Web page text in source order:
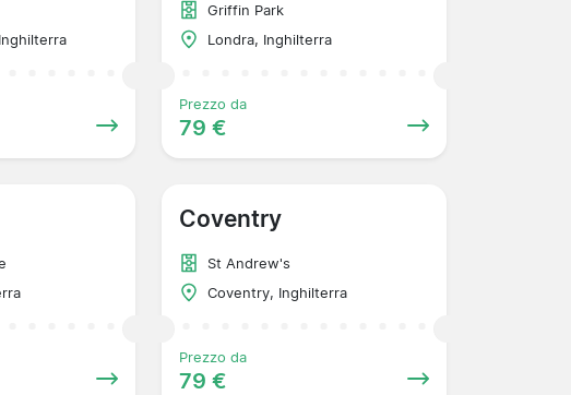
Griffin Park
Londra, Inghilterra
Prezzo da
79 €
Coventry
St Andrew's
Coventry, Inghilterra
Prezzo da
79 €